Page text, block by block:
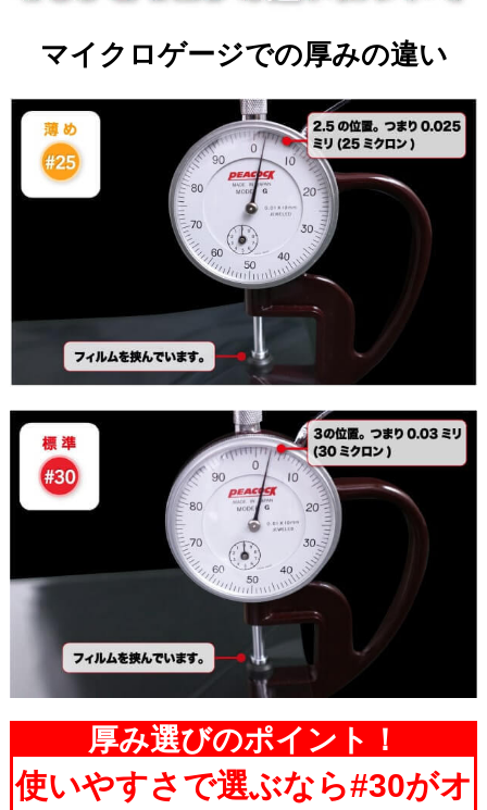
マイクロゲージでの厚みの違い
厚み選びのポイント！
使いやすさで選ぶなら#30がオ